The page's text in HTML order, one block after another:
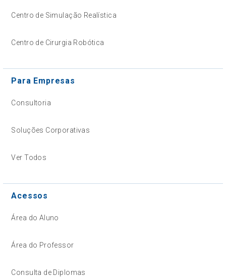
Centro de Simulação Realística
Centro de Cirurgia Robótica
Para Empresas
Consultoria
Soluções Corporativas
Ver Todos
Acessos
Área do Aluno
Área do Professor
Consulta de Diplomas